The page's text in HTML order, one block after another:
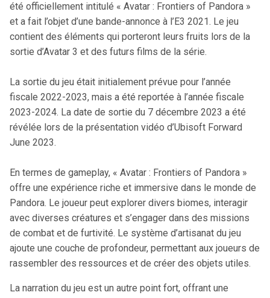
été officiellement intitulé « Avatar : Frontiers of Pandora »
et a fait l’objet d’une bande-annonce à l’E3 2021. Le jeu
contient des éléments qui porteront leurs fruits lors de la
sortie d’Avatar 3 et des futurs films de la série.
La sortie du jeu était initialement prévue pour l’année
fiscale 2022-2023, mais a été reportée à l’année fiscale
2023-2024. La date de sortie du 7 décembre 2023 a été
révélée lors de la présentation vidéo d’Ubisoft Forward
June 2023.
En termes de gameplay, « Avatar : Frontiers of Pandora »
offre une expérience riche et immersive dans le monde de
Pandora. Le joueur peut explorer divers biomes, interagir
avec diverses créatures et s’engager dans des missions
de combat et de furtivité. Le système d’artisanat du jeu
ajoute une couche de profondeur, permettant aux joueurs de
rassembler des ressources et de créer des objets utiles.
La narration du jeu est un autre point fort, offrant une